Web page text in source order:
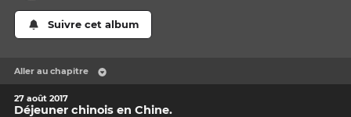
Suivre cet album
Aller au chapitre
27 août 2017
Déjeuner chinois en Chine.